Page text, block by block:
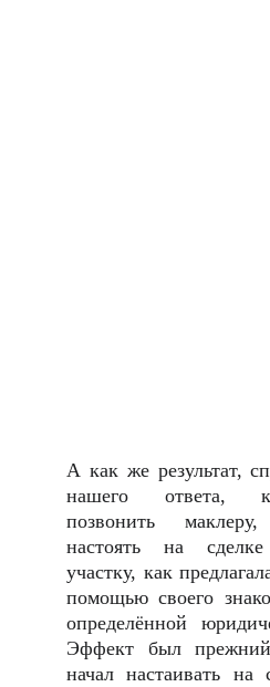
А как же результат,
нашего ответа,
позвонить
настоять на
участку, как
помощью своего
определённой
Эффект был
начал настаивать